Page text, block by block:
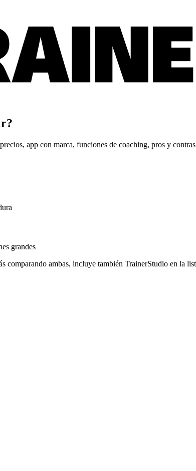
app con marca, funciones de coaching, pros y
grandes
ambas, incluye también TrainerStudio en la